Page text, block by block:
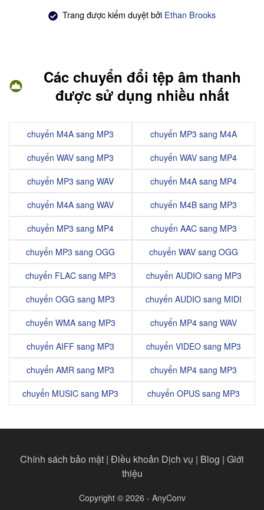
Trang được kiểm duyệt bởi Ethan Brooks
Các chuyển đổi tệp âm thanh
được sử dụng nhiều nhất
chuyển M4A sang MP3
chuyển WAV sang MP3
chuyển MP3 sang WAV
chuyển M4A sang WAV
chuyển MP3 sang MP4
chuyển MP3 sang OGG
chuyển FLAC sang MP3
chuyển OGG sang MP3
chuyển WMA sang MP3
chuyển AIFF sang MP3
chuyển AMR sang MP3
chuyển MUSIC sang MP3
chuyển MP3 sang M4A
chuyển WAV sang MP4
chuyển M4A sang MP4
chuyển M4B sang MP3
chuyển AAC sang MP3
chuyển WAV sang OGG
chuyển AUDIO sang MP3
chuyển AUDIO sang MIDI
chuyển MP4 sang WAV
chuyển VIDEO sang MP3
chuyển MP4 sang MP3
chuyển OPUS sang MP3
Chính sách bảo mật | Điều khoản Dịch vụ | Blog | Giới
thiệu
Copyright © 2026 - AnyConv